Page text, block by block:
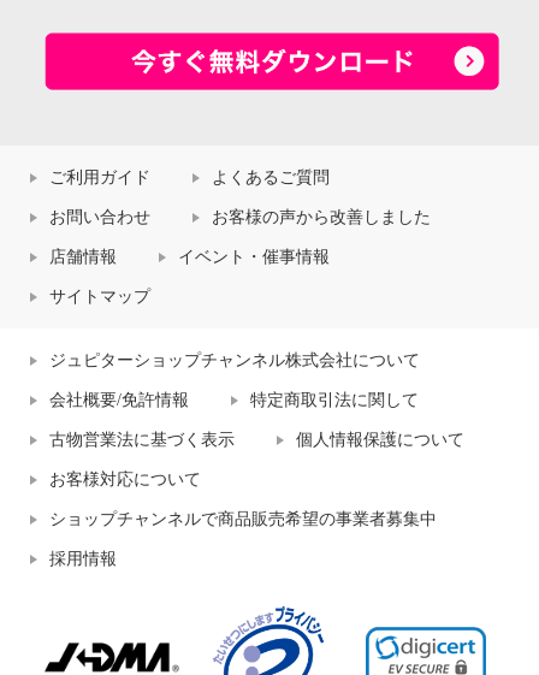
ご利用ガイド よくあるご質問
お問い合わせ お客様の声から改善しました
店舗情報 イベント・催事情報
サイトマップ
ジュピターショップチャンネル株式会社について
会社概要/免許情報 特定商取引法に関して
古物営業法に基づく表示 個人情報保護について
お客様対応について
ショップチャンネルで商品販売希望の事業者募集中
採用情報